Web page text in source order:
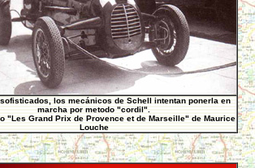
los mecánicos de Schell intentan ponerla en
marcha por metodo "cordil".
"Les Grand Prix de Provence et de Marseille" de Maurice
Louche